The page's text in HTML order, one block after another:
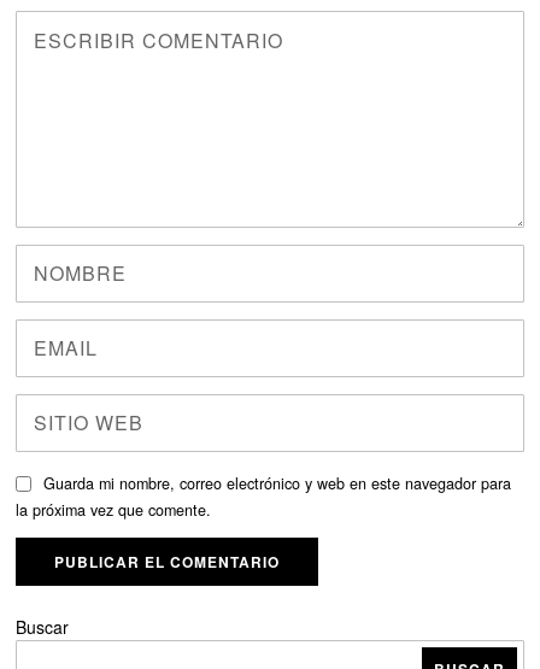
Guarda mi nombre, correo electrónico y web en este navegador para
la próxima vez que comente.
Buscar